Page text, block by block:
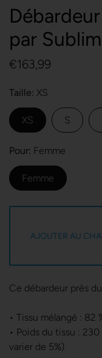
par
€163,99
Taille XS
XS S
Pour Femme
Femme
AJOUTER AU
Ce débardeur près
• Tissu mélangé : 82
• Poids du tissu :
varier de 5%)